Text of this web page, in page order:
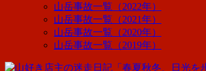
山岳事故一覧（2022年）
山岳事故一覧（2021年）
山岳事故一覧（2020年）
山岳事故一覧（2019年）